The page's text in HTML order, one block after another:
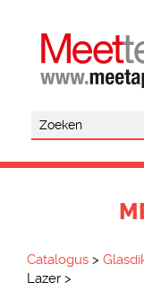
Catalogus >
Lazer >